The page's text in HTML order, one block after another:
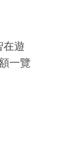
在遊
一覽